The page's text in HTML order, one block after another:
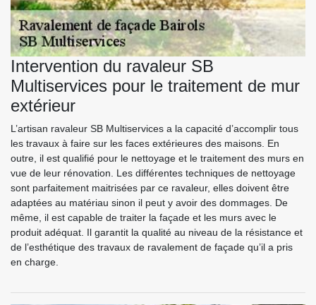
Intervention du ravaleur SB
Multiservices pour le traitement de mur
extérieur
L’artisan ravaleur SB Multiservices a la capacité d’accomplir tous
les travaux à faire sur les faces extérieures des maisons. En
outre, il est qualifié pour le nettoyage et le traitement des murs en
vue de leur rénovation. Les différentes techniques de nettoyage
sont parfaitement maitrisées par ce ravaleur, elles doivent être
adaptées au matériau sinon il peut y avoir des dommages. De
même, il est capable de traiter la façade et les murs avec le
produit adéquat. Il garantit la qualité au niveau de la résistance et
de l’esthétique des travaux de ravalement de façade qu’il a pris
en charge.